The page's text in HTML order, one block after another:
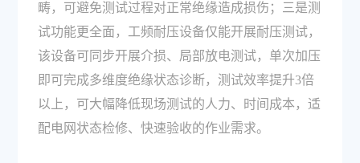
畴，可避免测试过程对正常绝缘造成损伤；三是测
试功能更全面，工频耐压设备仅能开展耐压测试，
该设备可同步开展介损、局部放电测试，单次加压
即可完成多维度绝缘状态诊断，测试效率提升3倍
以上，可大幅降低现场测试的人力、时间成本，适
配电网状态检修、快速验收的作业需求。